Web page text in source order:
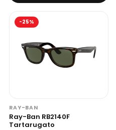
-25%
RAY-BAN
Ray-Ban RB2140F
Tartarugato